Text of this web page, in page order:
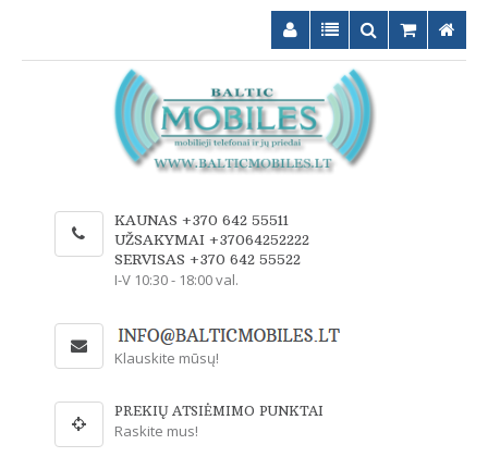
KAUNAS +370 642 55511
UŽSAKYMAI +37064252222
SERVISAS +370 642 55522
I-V 10:30 - 18:00 val.
Klauskite mūsų!
PREKIŲ ATSIĖMIMO PUNKTAI
Raskite mus!